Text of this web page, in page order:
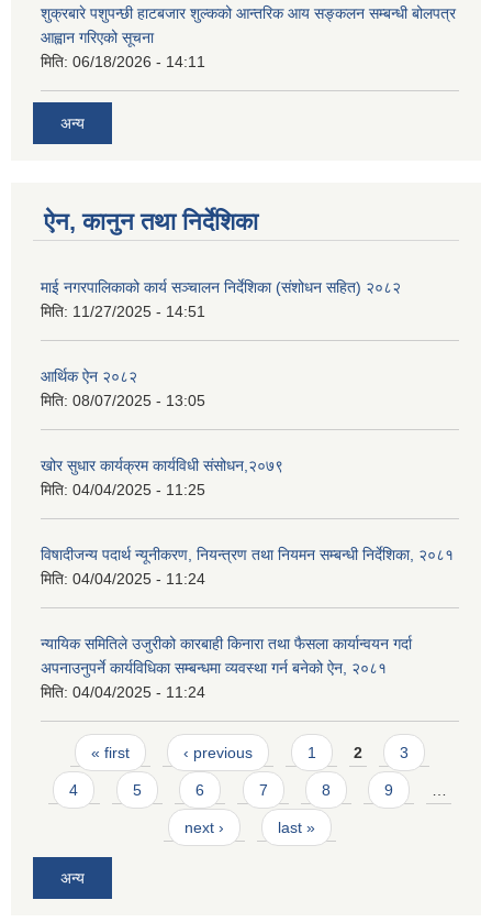
शुक्रबारे पशुपन्छी हाटबजार शुल्कको आन्तरिक आय सङ्कलन सम्बन्धी बोलपत्र
आह्वान गरिएको सूचना
मिति: 06/18/2026 - 14:11
अन्य
ऐन, कानुन तथा निर्देशिका
माई नगरपालिकाको कार्य सञ्चालन निर्देशिका (संशोधन सहित) २०८२
मिति: 11/27/2025 - 14:51
आर्थिक ऐन २०८२
मिति: 08/07/2025 - 13:05
खोर सुधार कार्यक्रम कार्यविधी संसोधन,२०७९
मिति: 04/04/2025 - 11:25
विषादीजन्य पदार्थ न्यूनीकरण, नियन्त्रण तथा नियमन सम्बन्धी निर्देशिका, २०८१
मिति: 04/04/2025 - 11:24
न्यायिक समितिले उजुरीको कारबाही किनारा तथा फैसला कार्यान्वयन गर्दा
अपनाउनुपर्ने कार्यविधिका सम्बन्धमा व्यवस्था गर्न बनेको ऐन, २०८१
मिति: 04/04/2025 - 11:24
Pages
« first ‹ previous 1 2 3
4 5 6 7 8 9
next › last »
अन्य